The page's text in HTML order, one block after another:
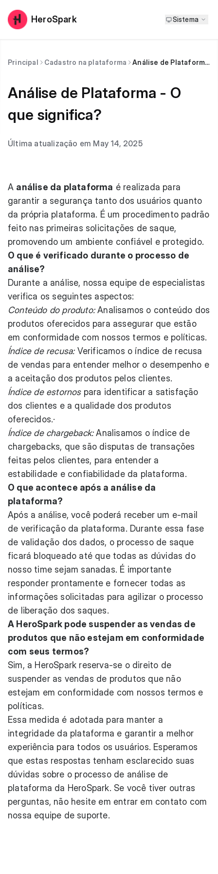
HeroSpark Sistema
Principal Cadastro na plataforma Análise de Plataforma - O que significa?
Análise de Plataforma - O
que significa?
Última atualização em May 14, 2025
A análise da plataforma é realizada para
garantir a segurança tanto dos usuários quanto
da própria plataforma. É um procedimento padrão
feito nas primeiras solicitações de saque,
promovendo um ambiente confiável e protegido.
O que é verificado durante o processo de
análise?
Durante a análise, nossa equipe de especialistas
verifica os seguintes aspectos:
Conteúdo do produto:Analisamos o conteúdo dos
produtos oferecidos para assegurar que estão
em conformidade com nossos termos e políticas.
Índice de recusa:Verificamos o índice de recusa
de vendas para entender melhor o desempenho e
a aceitação dos produtos pelos clientes.
Índice de estornospara identificar a satisfação
dos clientes e a qualidade dos produtos
oferecidos.·
Índice de chargeback:Analisamos o índice de
chargebacks, que são disputas de transações
feitas pelos clientes, para entender a
estabilidade e confiabilidade da plataforma.
O que acontece após a análise da
plataforma?
Após a análise, você poderá receber um e-mail
de verificação da plataforma. Durante essa fase
de validação dos dados, o processo de saque
ficará bloqueado até que todas as dúvidas do
nosso time sejam sanadas. É importante
responder prontamente e fornecer todas as
informações solicitadas para agilizar o processo
de liberação dos saques.
A HeroSpark pode suspender as vendas de
produtos que não estejam em conformidade
com seus termos?
Sim, a HeroSpark reserva-se o direito de
suspender as vendas de produtos que não
estejam em conformidade com nossos termos e
políticas.
Essa medida é adotada para manter a
integridade da plataforma e garantir a melhor
experiência para todos os usuários. Esperamos
que estas respostas tenham esclarecido suas
dúvidas sobre o processo de análise de
plataforma da HeroSpark. Se você tiver outras
perguntas, não hesite em entrar em contato com
nossa equipe de suporte.